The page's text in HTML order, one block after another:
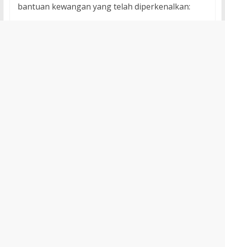
bantuan kewangan yang telah diperkenalkan: